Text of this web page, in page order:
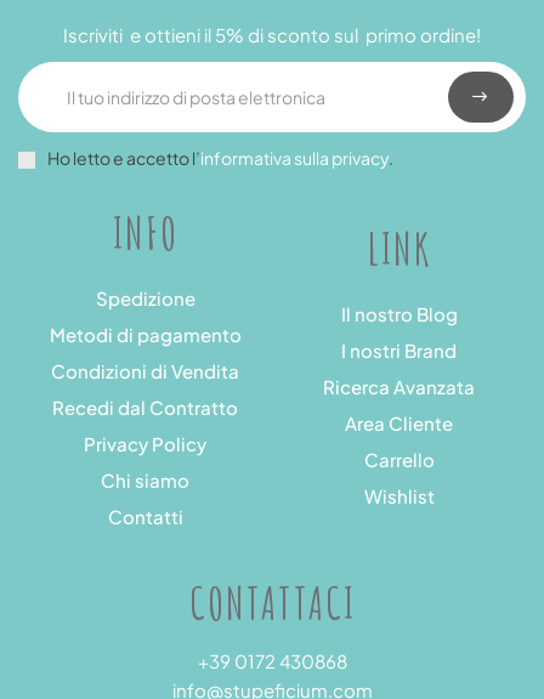
INFO
Spedizione
Metodi di pagamento
Condizioni di Vendita
Recedi dal Contratto
Privacy Policy
Chi siamo
Contatti
LINK
Il nostro Blog
I nostri Brand
Ricerca Avanzata
Area Cliente
Carrello
Wishlist
Iscriviti e ottieni il 5% di sconto sul primo ordine!
Ho letto e accetto l’informativa sulla privacy.
CONTATTACI
+39 0172 430868
info@stupeficium.com